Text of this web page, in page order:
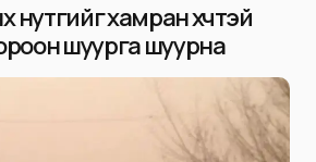
хамран хүчтэй
шуурга шуурна